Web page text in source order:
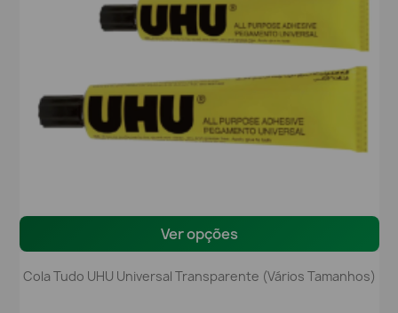
Ver opções
Cola Tudo UHU Universal Transparente (Vários Tamanhos)